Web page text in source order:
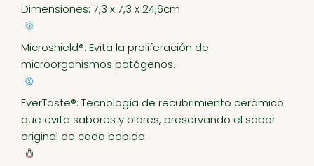
Dimensiones: 7,3 x 7,3 x 24,6cm
Microshield®: Evita la proliferación de
microorganismos patógenos.
EverTaste®: Tecnología de recubrimiento cerámico
que evita sabores y olores, preservando el sabor
original de cada bebida.